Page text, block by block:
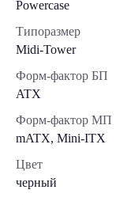
Powercase
Типоразмер
Midi-Tower
Форм-фактор БП
ATX
Форм-фактор МП
mATX, Mini-ITX
Цвет
черный